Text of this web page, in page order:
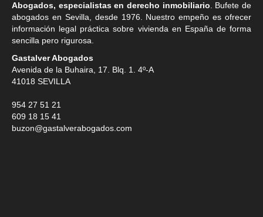
Abogados, especialistas en derecho inmobiliario . Bufete de
abogados en Sevilla , desde 1976. Nuestro empeño es ofrecer
información legal práctica sobre vivienda en España de forma
sencilla pero rigurosa.
Gastalver Abogados
Avenida de la Buhaira, 17. Blq. 1. 4º-A
41018 SEVILLA
954 27 51 21
609 18 15 41
buzon@gastalverabogados.com